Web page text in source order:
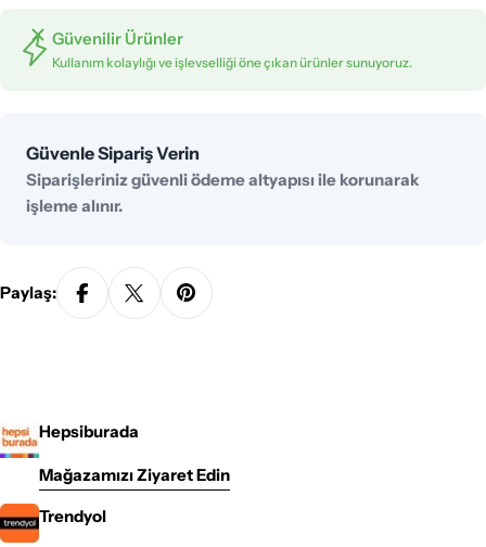
Güvenilir Ürünler
Kullanım kolaylığı ve işlevselliği öne çıkan ürünler sunuyoruz.
Güvenle Sipariş Verin
Ödeme
yöntemleri
Siparişleriniz güvenli ödeme altyapısı ile korunarak
işleme alınır.
Paylaş:
Hepsiburada
Mağazamızı Ziyaret Edin
Trendyol